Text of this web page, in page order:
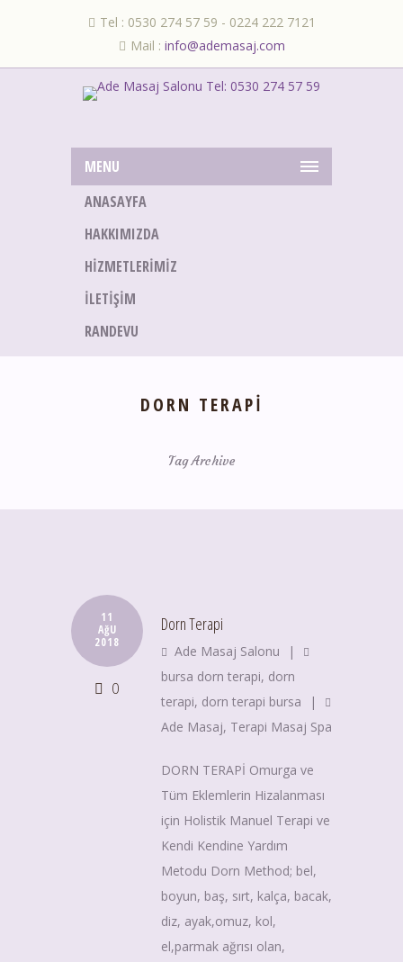
Tel : 0530 274 57 59 - 0224 222 7121
Mail : info@ademasaj.com
MENU
ANASAYFA
HAKKIMIZDA
HIZMETLERIMIZ
İLETIŞIM
RANDEVU
DORN TERAPI
Tag Archive
11
AğU
2018
0
Dorn Terapi
Ade Masaj Salonu
|
bursa dorn terapi, dorn
terapi, dorn terapi bursa
|
Ade Masaj, Terapi Masaj Spa
DORN TERAPİ Omurga ve
Tüm Eklemlerin Hizalanması
için Holistik Manuel Terapi ve
Kendi Kendine Yardım
Metodu Dorn Method; bel,
boyun, baş, sırt, kalça, bacak,
diz, ayak,omuz, kol,
el,parmak ağrısı olan,